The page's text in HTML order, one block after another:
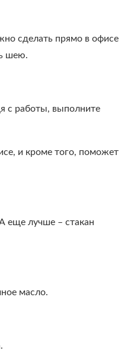
сделать прямо в офисе
шею.
с работы, выполните
и кроме того, поможет
еще лучше – стакан
масло.